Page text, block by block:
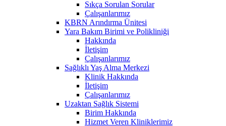
Sıkça Sorulan Sorular
Çalışanlarımız
KBRN Arındırma Ünitesi
Yara Bakım Birimi ve Polikliniği
Hakkında
İletişim
Çalışanlarımız
Sağlıklı Yaş Alma Merkezi
Klinik Hakkında
İletişim
Çalışanlarımız
Uzaktan Sağlık Sistemi
Birim Hakkında
Hizmet Veren Kliniklerimiz